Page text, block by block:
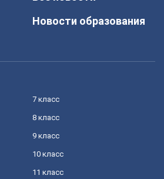
Новости образования
7 класс
8 класс
9 класс
10 класс
11 класс